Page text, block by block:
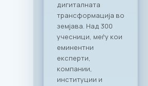
GROUP, го
реализираа првиот
деловен бранч под
името „CONNECT &
TASTE“. Настанот
послужи како
платформа за
директно